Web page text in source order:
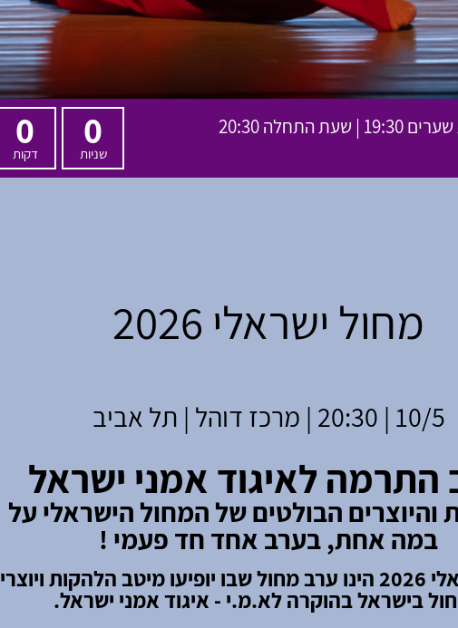
0
שניות
0
דקות
מחול ישראלי 2026
10/5 | 20:30 | מרכז דוהל | תל אביב
התרמה לאיגוד אמני ישראל
והיוצרים הבולטים של המחול הישראלי על
במה אחת, בערב אחד חד פעמי !
מחול ישראלי 2026 הינו ערב מחול שבו יופיעו מיטב הלהקות ויוצרי
בישראל בהוקרה לא.מ.י - איגוד אמני ישראל.